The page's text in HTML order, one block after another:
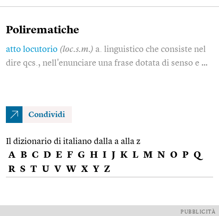
Polirematiche
atto locutorio (loc.s.m.) a. linguistico che consiste nel
dire qcs., nell'enunciare una frase dotata di senso e …
Condividi
Il dizionario di italiano dalla a alla z
A B C D E F G H I J K L M N O P Q
R S T U V W X Y Z
PUBBLICITÀ